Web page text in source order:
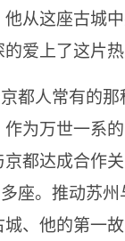
从这座古城
爱上了这片热
都人常有的
为万世一系
都达成合作
座。推动苏
、他的第一